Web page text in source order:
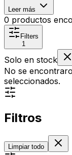
Leer más
0 productos
Filters
1
Solo en stock
No se
seleccionados.
Filtros
Limpiar todo